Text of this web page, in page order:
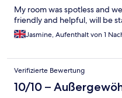
My room was spotless and
friendly and helpful, will be
Jasmine, Aufenthalt von 1
Verifizierte Bewertung
10/10 –